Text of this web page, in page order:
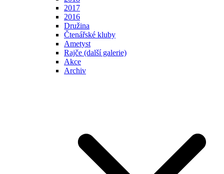
2017
2016
Družina
Čtenářské kluby
Ametyst
Rajče (další galerie)
Akce
Archiv